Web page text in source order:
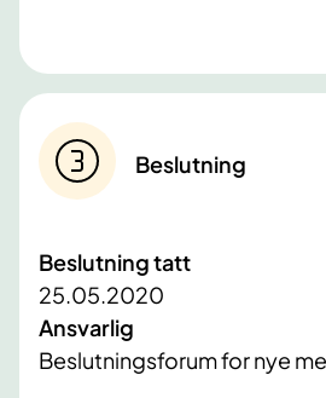
Beslutning
Beslutning tatt
25.05.2020
Ansvarlig
Beslutningsforum for nye